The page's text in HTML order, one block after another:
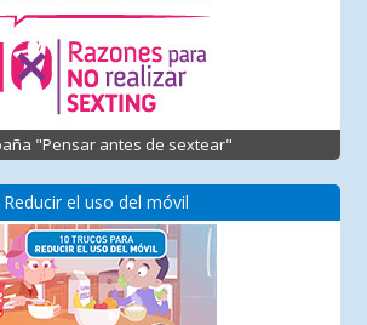
"Pensar antes de sextear"
Reducir el uso del móvil